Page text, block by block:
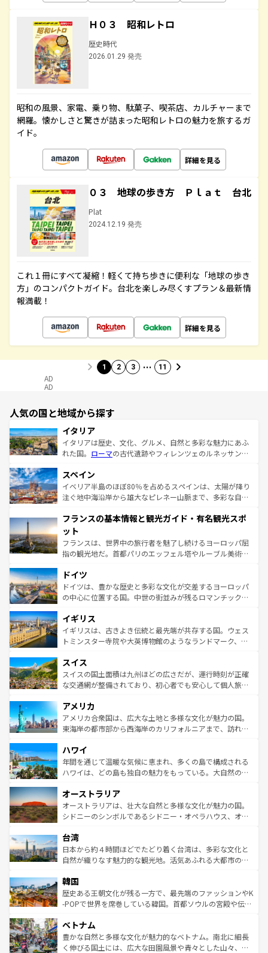
Ｈ０３ 昭和レトロ
歴史時代
2026.01.29 発売
昭和の風景、家電、乗り物、駄菓子、喫茶店、カルチャーまで
網羅。懐かしさと驚きが詰まった昭和レトロの魅力を旅するガ
イド。
詳細を見る
０３ 地球の歩き方 Ｐｌａｔ 台北
Plat
2024.12.19 発売
これ１冊にすべて凝縮！軽くて持ち歩きに便利な「地球の歩き
方」のコンパクトガイド。台北を楽しみ尽くすプラン＆最新情
報満載！
詳細を見る
1 2 3 … 11
AD
AD
人気の国と地域から探す
イタリア
イタリアは歴史、文化、グルメ、自然と多彩な魅力にあふ
れた国。 ローマの古代遺跡やフィレンツェのルネッサンス
ろん、トスカーナの美しい田園風景やアマルフィ海岸の絶
景など、自然景観も見逃せない。観光の合間には、本場の
ピザやパスタなど、絶品のイタリア料理を堪能することも
ませてくれるイタリアで、忘れられない旅をしてみよう！
なお、新着のイタリア情報は
しい。
スペイン
イベリア半島のほぼ80％を占めるスペインは、太陽が降り
注ぐ地中海沿岸から雄大なピレネー山脈まで、多彩な自然
文化が根付くこの国では、情熱的なフラメンコ、熱気あふ
れる闘牛、そして美味しいタパスが生活の一部となってい
る。首都マドリードの洗練された雰囲気や、バルセロナの
アートに溢れた街角から、地方では古代ローマ遺跡や中世
せる。地方によって風土や気候が異なるスペインはその個
性で訪れる人を魅了する。 なお、新着のスペイン情報は コ
ンテンツ一覧を参照してほしい。
フランスの基本情報と観光ガイド・有名観光スポ
ット
フランスは、世界中の旅行者を魅了し続けるヨーロッパ屈
指の観光地だ。首都パリのエッフェル塔やルーブル美術館
で、幅広い魅力が詰まっている。華麗な宮殿、歴史的な大
聖堂、美しいビーチ、そして豊かな自然が、訪れる者を心
から魅了する。また、フランスは美食の国としても知ら
いる。シャンパンの発祥地であるランス、プロヴァンスの
香り高いラベンダー畑など、多彩な楽しみ方が可能だ。さ
らに、パリ以外の地域にも魅力が溢れており、どの街角に
れる地方に足を運ぶとそれぞれで全く異なる文化を体験で
きるだろう。 なお、新着のフランス情報はコンテンツ一覧
を参照してほしい。
ドイツ
ドイツは、豊かな歴史と多彩な文化が交差するヨーロッパ
の中心に位置する国。中世の街並みが残るロマンチック街
顔を持つこの国は、どこを歩いても飽きることがない。ベ
ルリンの文化的活気、バイエルン州のアルプスの絶景、そ
してライン川沿いのワイン畑といった風景は必見。ビール
は、お酒好きな人にはぜひ体験してほしい。 なお、新着の
ドイツ情報はコンテンツ一覧を参照してほしい。
イギリス
イギリスは、古きよき伝統と最先端が共存する国。ウェス
トミンスター寺院や大英博物館のようなランドマーク、歴
リアごとに異なる魅力がある。また、優雅なアフタヌーン
ティー、ビール好きにはたまらない英国パブ、サッカー観
戦など、本場だからこそできる体験も豊富。イギリスを旅
ンツ一覧を参照してほしい。
スイス
スイスの国土面積は九州ほどの広さだが、運行時刻が正確
な交通網が整備されており、初心者でも安心して個人旅行
の建物がそのまま残る町や、スイスならではのユニークな
博物館もあり、アルプス観光だけでなく町歩きも満喫する
ことができる。国民の所得が高いため物価も高いが、旅行
ば市内交通費無料で観光を楽しむこともできる。 なお、新
着のスイス情報はコンテンツ一覧 を参照してほしい。
アメリカ
アメリカ合衆国は、広大な土地と多様な文化が魅力の国。
東海岸の都市部から西海岸のカリフォルニアまで、訪れる
のような巨大都市は、観光、ショッピング、エンターテイ
ンメントが詰まった刺激的なスポットだ。一方、アメリカ
西部には大自然が広がり、グランドキャニオンやイエロー
部のニューオーリンズでは、音楽と美食が融合した独特の
文化が魅力。旅行者はアメリカの各地域で異なる魅力を楽
しみながら、その多様性と豊かな歴史を感じることができ
ならではの贅沢な旅のスタイルだ。 なお、新着のアメリカ
情報はコンテンツ一覧を参照してほしい。
ハワイ
年間を通じて温暖な気候に恵まれ、多くの島で構成される
ハワイは、どの島も独自の魅力をもっている。大自然の神
ワイ島は見逃せない。また、定番の観光地といえばオアフ
島だが、静かな自然を求めるならマウイ島やカウアイ島が
おすすめ。エメラルドグリーンに輝く海をはじめ、豊かな
れるおもてなしの心で訪れる人々を迎えてくれるハワイの
人々、おいしいローカルフードやハワイアンミュージッ
ク、伝統的なフラダンスなど、すべてがハワイの魅力を彩
ワイを、存分に味わってほしい。 なお、新着のハワイ情報
はコンテンツ一覧を参照してほしい。
オーストラリア
オーストラリアは、壮大な自然と多様な文化が魅力の国。
シドニーのシンボルであるシドニー・オペラハウス、オー
リアリーフや大陸中央部にそびえるウルル（エアーズロッ
ク）、タスマニアの美しい原生林やケアンズの熱帯雨林な
ど、見どころがたくさん。また、カフェやワイン、オージ
いる。アクティビティも充実しており、サーフィンやダイ
ビング、ハイキングなど、アウトドア好きにはたまらな
い。オーストラリアの多彩な魅力を存分に味わいつくそ
参照してほしい。
台湾
日本から約４時間ほどでたどり着く台湾は、多彩な文化と
自然が織りなす魅力的な観光地。活気あふれる大都市の台
ン）、静ひつな山岳地帯である台湾東部など、都市の喧騒
と山間の静けさが共存しており、訪れる人に新しい発見と
驚きをもたらしてくれる。また、奥深い台湾の食文化も魅
容にもいいと評判のスイーツなど、バラエティ豊かな料理
が味わえる。 なお、新着の台湾情報は コンテンツ一覧を参
照してほしい。
韓国
歴史ある王朝文化が残る一方で、最先端のファッションやK
-POPで世界を席巻している韓国。首都ソウルの宮殿や伝統
き、地方に足を延ばせば四季折々の自然美を楽しむことが
できる。そして、キムチや焼肉、絶品のストリートフード
まで、さまざまな韓国料理が待っている。夜には、韓国な
ベトナム
豊かな自然と多様な文化が魅力的なベトナム。南北に細長
く伸びる国土には、広大な田園風景や青々とした山々、世